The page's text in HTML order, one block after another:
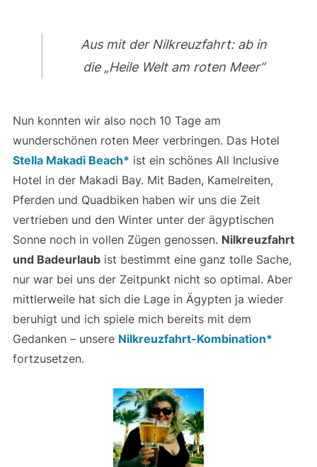
Aus mit der Nilkreuzfahrt: ab in
die „Heile Welt am roten Meer“
Nun konnten wir also noch 10 Tage am
wunderschönen roten Meer verbringen. Das Hotel
Stella Makadi Beach* ist ein schönes All Inclusive
Hotel in der Makadi Bay. Mit Baden, Kamelreiten,
Pferden und Quadbiken haben wir uns die Zeit
vertrieben und den Winter unter der ägyptischen
Sonne noch in vollen Zügen genossen. Nilkreuzfahrt
und Badeurlaubist bestimmt eine ganz tolle Sache,
nur war bei uns der Zeitpunkt nicht so optimal. Aber
mittlerweile hat sich die Lage in Ägypten ja wieder
beruhigt und ich spiele mich bereits mit dem
Gedanken – unsere Nilkreuzfahrt-Kombination*
fortzusetzen.